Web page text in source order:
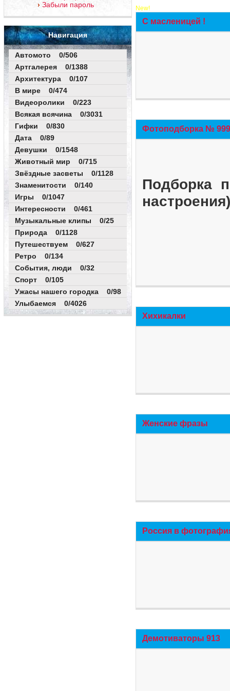
Забыли пароль
Навигация
Автомото 0/506
Артгалерея 0/1388
Архитектура 0/107
В мире 0/474
Видеоролики 0/223
Всякая всячина 0/3031
Гифки 0/830
Дата 0/89
Девушки 0/1548
Животный мир 0/715
Звёздные засветы 0/1128
Знаменитости 0/140
Игры 0/1047
Интересности 0/461
Музыкальные клипы 0/25
Природа 0/1128
Путешествуем 0/627
Ретро 0/134
События, люди 0/32
Спорт 0/105
Ужасы нашего городка 0/98
Улыбаемся 0/4026
New!
С масленицей !
Фотоподборка №
Подборка
Хихикалки
Женские фразы
Россия в
Демотиваторы 913